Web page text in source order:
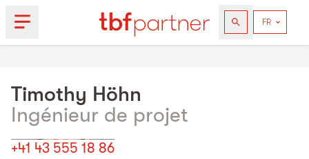
Timothy Höhn
Ingénieur de projet
+41 43 555 18 86